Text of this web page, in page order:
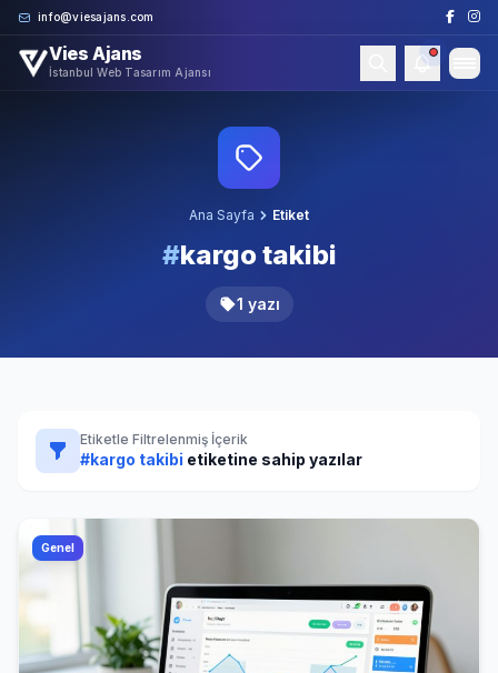
Skip to content
info@viesajans.com
Vies Ajans
İstanbul Web Tasarım Ajansı
Ana Sayfa Etiket
#kargo takibi
1 yazı
Etiketle Filtrelenmiş İçerik
#kargo takibi etiketine sahip yazılar
Genel